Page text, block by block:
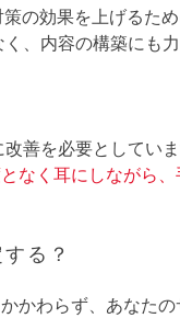
の効果を上げるた
、内容の構築にも
善を必要としていま
なく耳にしながら
る？
かわらず、あなた